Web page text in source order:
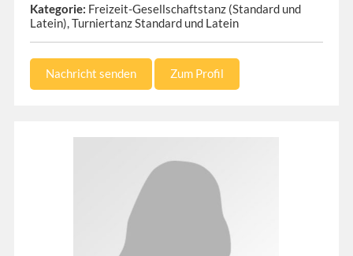
Kategorie: Freizeit-Gesellschaftstanz (Standard und
Latein), Turniertanz Standard und Latein
Nachricht senden Zum Profil